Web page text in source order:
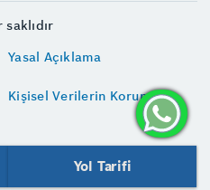
Yasal Açıklama
Kişisel Verilerin Korunması
Yol Tarifi